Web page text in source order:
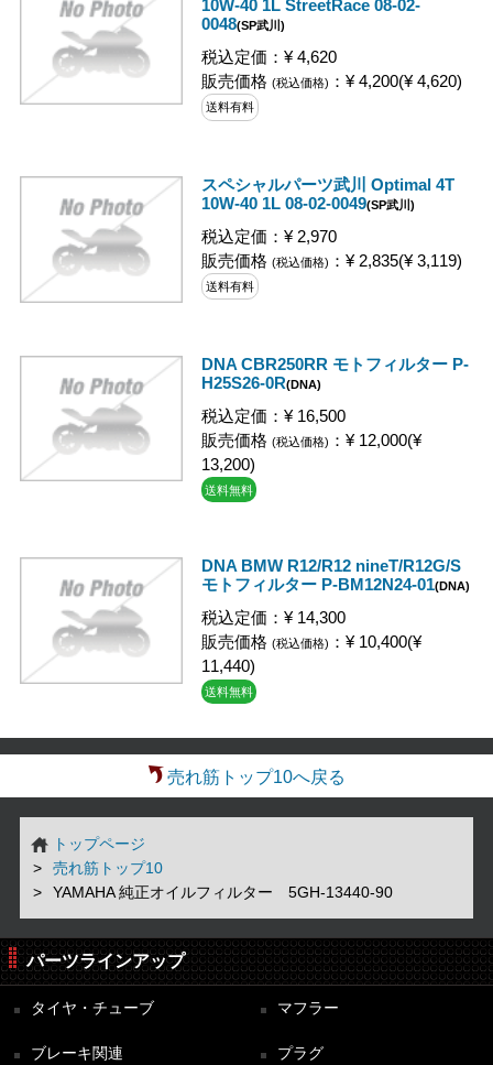
10W-40 1L StreetRace 08-02-
0048(SP武川)
税込定価：¥ 4,620
販売価格 (税込価格) ：¥ 4,200(¥ 4,620)
送料有料
スペシャルパーツ武川 Optimal 4T
10W-40 1L 08-02-0049(SP武川)
税込定価：¥ 2,970
販売価格 (税込価格) ：¥ 2,835(¥ 3,119)
送料有料
DNA CBR250RR モトフィルター P-
H25S26-0R(DNA)
税込定価：¥ 16,500
販売価格 (税込価格) ：¥ 12,000(¥
13,200)
送料無料
DNA BMW R12/R12 nineT/R12G/S
モトフィルター P-BM12N24-01(DNA)
税込定価：¥ 14,300
販売価格 (税込価格) ：¥ 10,400(¥
11,440)
送料無料
売れ筋トップ10へ戻る
トップページ
売れ筋トップ10
YAMAHA 純正オイルフィルター 5GH-13440-90
パーツラインアップ
タイヤ・チューブ マフラー
ブレーキ関連 プラグ